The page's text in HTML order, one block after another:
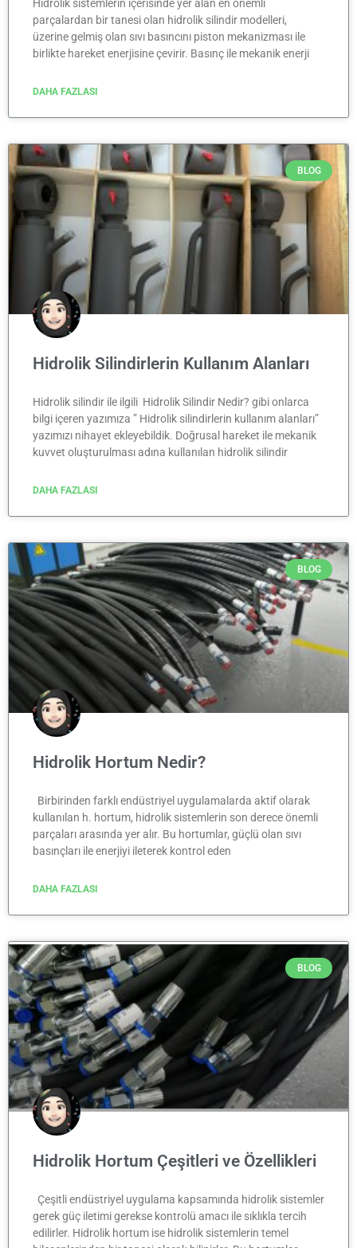
Hidrolik sistemlerin içerisinde yer alan en önemli
parçalardan bir tanesi olan hidrolik silindir modelleri,
üzerine gelmiş olan sıvı basıncını piston mekanizması ile
birlikte hareket enerjisine çevirir. Basınç ile mekanik enerji
DAHA FAZLASI
BLOG
Hidrolik Silindirlerin Kullanım Alanları
Hidrolik silindir ile ilgili Hidrolik Silindir Nedir? gibi onlarca
bilgi içeren yazımıza ” Hidrolik silindirlerin kullanım alanları”
yazımızı nihayet ekleyebildik. Doğrusal hareket ile mekanik
kuvvet oluşturulması adına kullanılan hidrolik silindir
DAHA FAZLASI
BLOG
Hidrolik Hortum Nedir?
Birbirinden farklı endüstriyel uygulamalarda aktif olarak
kullanılan h. hortum, hidrolik sistemlerin son derece önemli
parçaları arasında yer alır. Bu hortumlar, güçlü olan sıvı
basınçları ile enerjiyi ileterek kontrol eden
DAHA FAZLASI
BLOG
Hidrolik Hortum Çeşitleri ve Özellikleri
Çeşitli endüstriyel uygulama kapsamında hidrolik sistemler
gerek güç iletimi gerekse kontrolü amacı ile sıklıkla tercih
edilirler. Hidrolik hortum ise hidrolik sistemlerin temel